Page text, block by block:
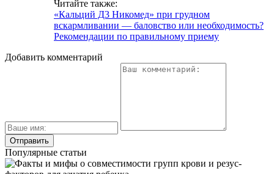
Читайте также:
«Кальций Д3 Никомед» при грудном
вскармливании — баловство или необходимость?
Рекомендации по правильному приему
Добавить комментарий
Популярные статьи